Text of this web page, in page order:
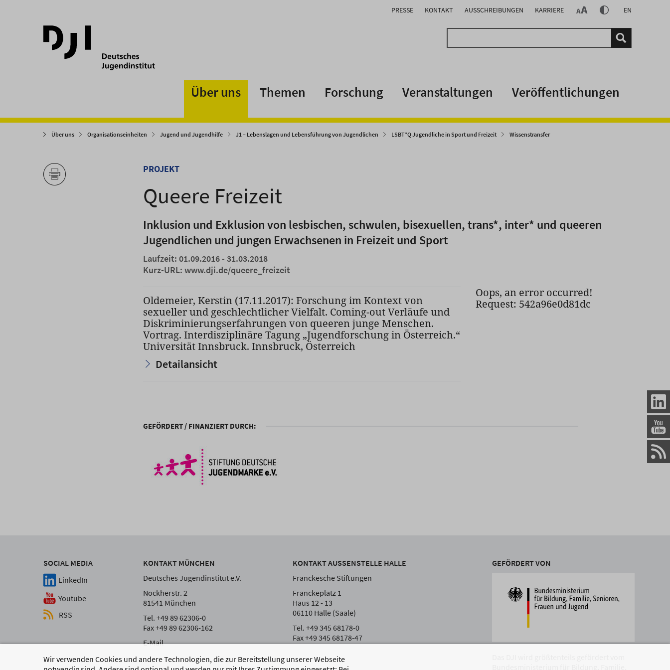
PRESSE KONTAKT AUSSCHREIBUNGEN KARRIERE EN
Über uns Themen Forschung Veranstaltungen Veröffentlichungen
Wir verwenden Cookies und andere Technologien, die zur Bereitstellung unserer Webseite
Über uns Organisationseinheiten Jugend und Jugendhilfe J1 – Lebenslagen und Lebensführung von Jugendlichen LSBT*Q Jugendliche in Sport und Freizeit Wissenstransfer
PROJEKT
Queere Freizeit
Inklusion und Exklusion von lesbischen, schwulen, bisexuellen, trans*, inter* und queeren
Jugendlichen und jungen Erwachsenen in Freizeit und Sport
Laufzeit: 01.09.2016 - 31.03.2018
Kurz-URL: www.dji.de/queere_freizeit
Oldemeier, Kerstin (17.11.2017): Forschung im Kontext von
sexueller und geschlechtlicher Vielfalt. Coming-out Verläufe und
Diskriminierungserfahrungen von queeren junge Menschen.
Vortrag. Interdisziplinäre Tagung „Jugendforschung in Österreich.“
Universität Innsbruck. Innsbruck, Österreich
Detailansicht
Oops, an error occurred!
Request: 542a96e0d81dc
GEFÖRDERT / FINANZIERT DURCH:
SOCIAL MEDIA
LinkedIn
Youtube
RSS
KONTAKT MÜNCHEN
Deutsches Jugendinstitut e.V.
Nockherstr. 2
81541 München
Tel. +49 89 62306-0
Fax +49 89 62306-162
E-Mail
KONTAKT AUSSENSTELLE HALLE
Franckesche Stiftungen
Franckeplatz 1
Haus 12 - 13
06110 Halle (Saale)
Tel. +49 345 68178-0
Fax +49 345 68178-47
GEFÖRDERT VON